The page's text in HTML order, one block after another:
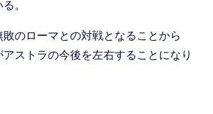
。
のローマとの対戦となることから
アストラの今後を左右することになり